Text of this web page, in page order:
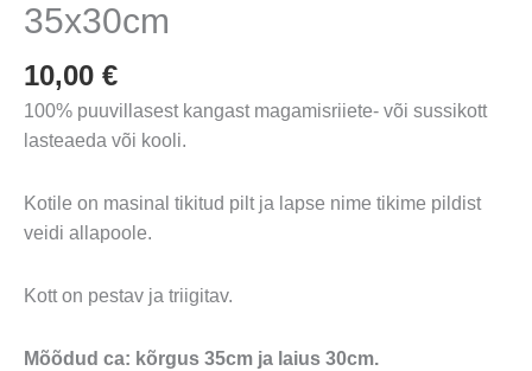
35x30cm
10,00 €
100% puuvillasest kangast magamisriiete- või sussikott
lasteaeda või kooli.
Kotile on masinal tikitud pilt ja lapse nime tikime pildist
veidi allapoole.
Kott on pestav ja triigitav.
Mõõdud ca: kõrgus 35cm ja laius 30cm.